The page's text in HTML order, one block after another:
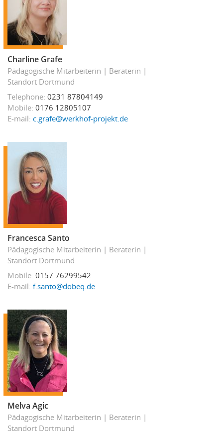
Charline Grafe
Pädagogische Mitarbeiterin
Beraterin
Standort Dortmund
Telephone 0231 87804149
Mobile 0176 12805107
E-mail c.grafe@werkhof-projekt.de
Francesca Santo
Pädagogische Mitarbeiterin
Beraterin
Standort Dortmund
Mobile 0157 76299542
E-mail f.santo@dobeq.de
Melva Agic
Pädagogische Mitarbeiterin
Beraterin
Standort Dortmund